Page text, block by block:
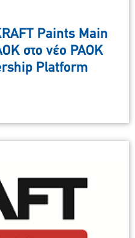
Paints Main
στο νέο PAOK
Platform